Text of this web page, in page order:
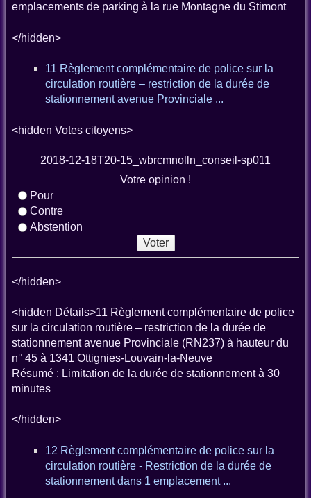
emplacements de parking à la rue Montagne du Stimont
</hidden>
11 Règlement complémentaire de police sur la
circulation routière – restriction de la durée de
stationnement avenue Provinciale ...
<hidden Votes citoyens>
2018-12-18T20-15_wbrcmnolln_conseil-sp011
Votre opinion !
Pour
Contre
Abstention
</hidden>
<hidden Détails>11 Règlement complémentaire de police
sur la circulation routière – restriction de la durée de
stationnement avenue Provinciale (RN237) à hauteur du
n° 45 à 1341 Ottignies-Louvain-la-Neuve
Résumé : Limitation de la durée de stationnement à 30
minutes
</hidden>
12 Règlement complémentaire de police sur la
circulation routière - Restriction de la durée de
stationnement dans 1 emplacement ...